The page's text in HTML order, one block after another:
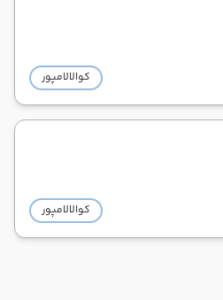
کوالالامپور
کوالالامپور